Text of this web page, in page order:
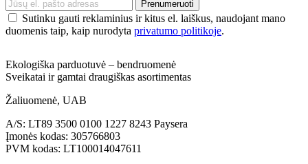
Sutinku gauti reklaminius ir kitus el. laiškus, naudojant mano
duomenis taip, kaip nurodyta privatumo politikoje.
Ekologiška parduotuvė – bendruomenė
Sveikatai ir gamtai draugiškas asortimentas
Žaliuomenė, UAB
A/S: LT89 3500 0100 1227 8243 Paysera
Įmonės kodas: 305766803
PVM kodas: LT100014047611